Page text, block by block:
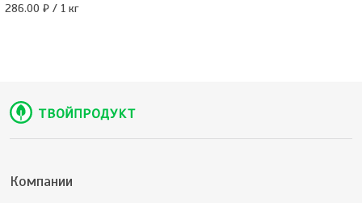
286.00 ₽ / 1 кг
Компании